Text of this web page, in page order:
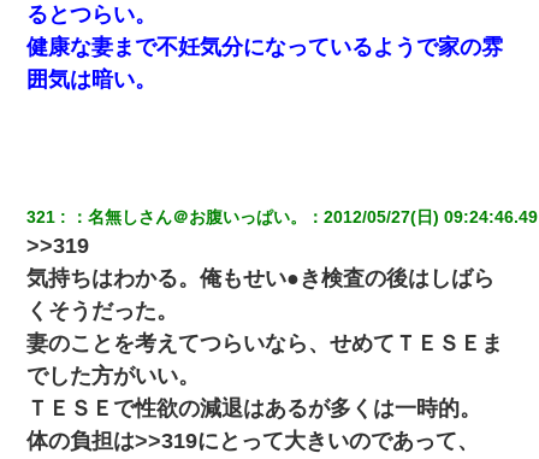
ワイアラサー主婦、昨晩久しぶりに夫と致した結果ｗｗｗｗｗ
養子縁組してアメリカに子供を連れ帰った。→9・11で叔母夫婦が
亡くなってしまい…
上司「何なの、この書類！！」私「あの‥」上司「今は私が話し
てるの！」私「ですから」上司「黙って聞きなさい！」私「それ
は」上司「言い訳しない！」→結果ｗｗｗｗｗ
新築の家で。クラクラするくらいの「白粉の匂い」が鼻につくも
嫁＆娘「そんな匂いしない…」ある日、友人奥「素敵なアンティ
ークですね！」俺（！？）
るとつらい。
健康な妻まで不妊気分になっているようで家の雰
囲気は暗い。
321 ：名無しさん＠お腹いっぱい。 ：2012/05/27(日)
>>319
気持ちはわかる。俺もせい●き検査の後はしばら
くそうだった。
妻のことを考えてつらいなら、せめてＴＥＳＥま
でした方がいい。
ＴＥＳＥで性欲の減退はあるが多くは一時的。
体の負担は>>319にとって大きいのであって、